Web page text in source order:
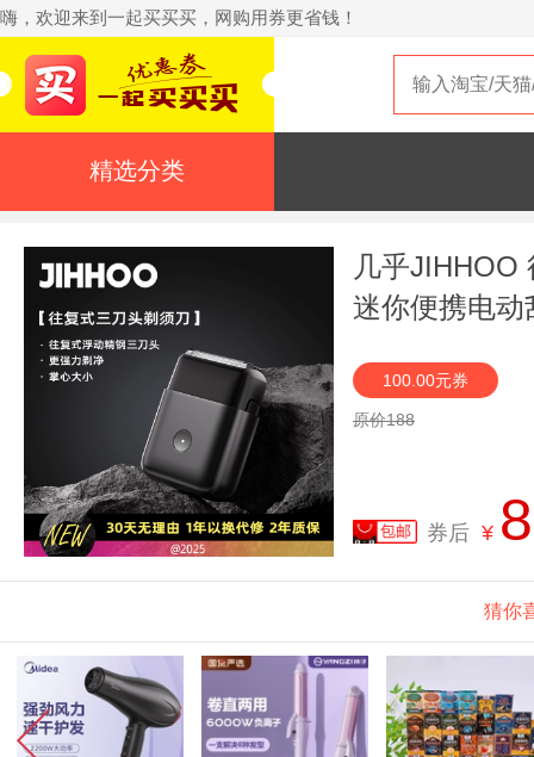
嗨，欢迎来到一起买买买，网购用券更省钱！
精选分类
几乎JIHHOO
迷你便携电动
100.00元券
原价188
券后 ¥
猜你